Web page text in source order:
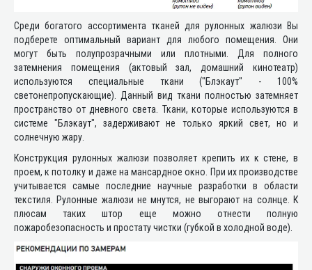
Среди богатого ассортимента тканей для рулонных жалюзи Вы
подберете оптимальный вариант для любого помещения. Они
могут быть полупрозрачными или плотными. Для полного
затемнения помещения (актовый зал, домашний кинотеатр)
используются специальные ткани ("Блэкаут" - 100%
светонепропускающие). Данный вид ткани полностью затемняет
пространство от дневного света. Ткани, которые используются в
системе "Блэкаут", задерживают не только яркий свет, но и
солнечную жару.
Конструкция рулонных жалюзи позволяет крепить их к стене, в
проем, к потолку и даже на мансардное окно. При их производстве
учитывается самые последние научные разработки в области
текстиля. Рулонные жалюзи не мнутся, не выгорают на солнце. К
плюсам таких штор еще можно отнести полную
пожаробезопасность и простату чистки (губкой в холодной воде).